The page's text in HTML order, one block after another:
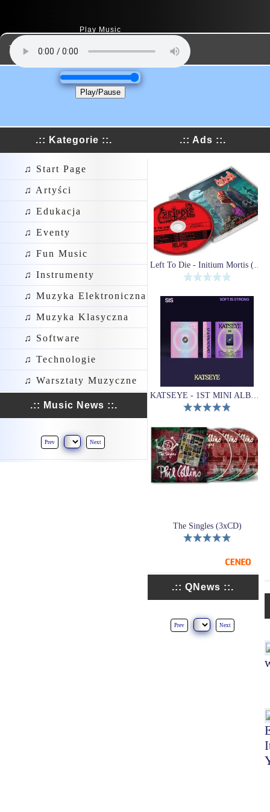
Play Music
Play/Pause
Dodaj Link
.:: Ads ::.
Left To Die - Initium Mortis (CD)
KATSEYE - 1ST MINI ALBUM (SIS (Soft Is Strong))
The Singles (3xCD)
.:: QNews ::.
Prev Next
.:: Kategorie ::.
♫ Start Page
♫ Artyści
♫ Edukacja
♫ Eventy
♫ Fun Music
♫ Instrumenty
♫ Muzyka Elektroniczna
♫ Muzyka Klasyczna
♫ Software
♫ Technologie
♫ Warsztaty Muzyczne
.:: Music News ::.
Prev Next